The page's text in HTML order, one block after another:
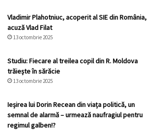
Vladimir Plahotniuc, acoperit al SIE din România,
acuză Vlad Filat
13 octombrie 2025
Studiu: Fiecare al treilea copil din R. Moldova
trăiește în sărăcie
13 octombrie 2025
Ieșirea lui Dorin Recean din viața politică, un
semnal de alarmă – urmează naufragiul pentru
regimul galben!?